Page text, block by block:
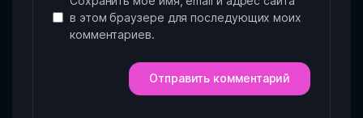
в этом браузере для последующих моих
комментариев.